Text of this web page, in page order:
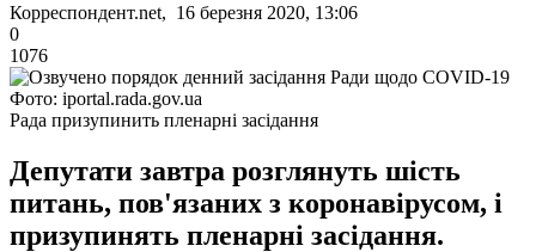
Корреспондент.net, 16 березня 2020, 13:06
0
1076
Фото: iportal.rada.gov.ua
Рада призупинить пленарні засідання
Депутати завтра розглянуть шість
питань, пов'язаних з коронавірусом, і
призупинять пленарні засідання.